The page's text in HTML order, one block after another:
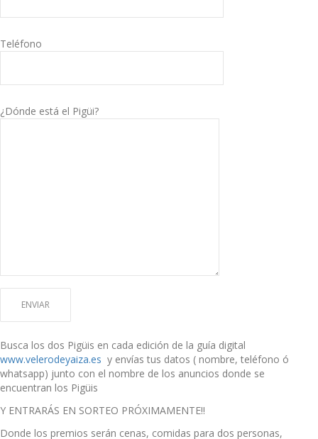
Teléfono
¿Dónde está el Pigüi?
Busca los dos Pigüis en cada edición de la guía digital
www.velerodeyaiza.es y envías tus datos ( nombre, teléfono ó
whatsapp) junto con el nombre de los anuncios donde se
encuentran los Pigüis
Y ENTRARÁS EN SORTEO PRÓXIMAMENTE!!
Donde los premios serán cenas, comidas para dos personas,